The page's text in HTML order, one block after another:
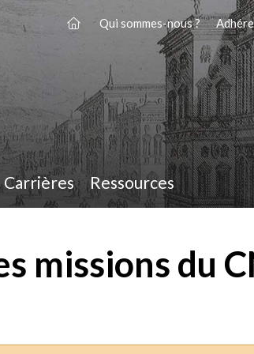
Qui sommes-nous ?
Carrières Ressources
missions du